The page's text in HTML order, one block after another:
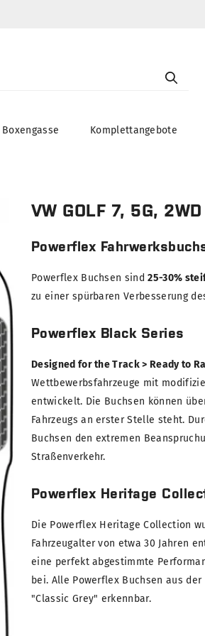
Boxengasse Komplettangebote
VW GOLF 7, 5G,
Powerflex
Powerflex Buchsen sind25-30%
zu einer spürbaren Verbesserung
Powerflex Black Series
Designed for the Track > Ready to
Wettbewerbsfahrzeuge mit
entwickelt. Die Buchsen können
Fahrzeugs an erster Stelle steht.
Buchsen den extremen
Straßenverkehr.
Powerflex Heritage
Die Powerflex Heritage Collection
Fahrzeugalter von etwa 30 Jahren
eine perfekt abgestimmte
bei. Alle Powerflex Buchsen aus der
"Classic Grey" erkennbar.